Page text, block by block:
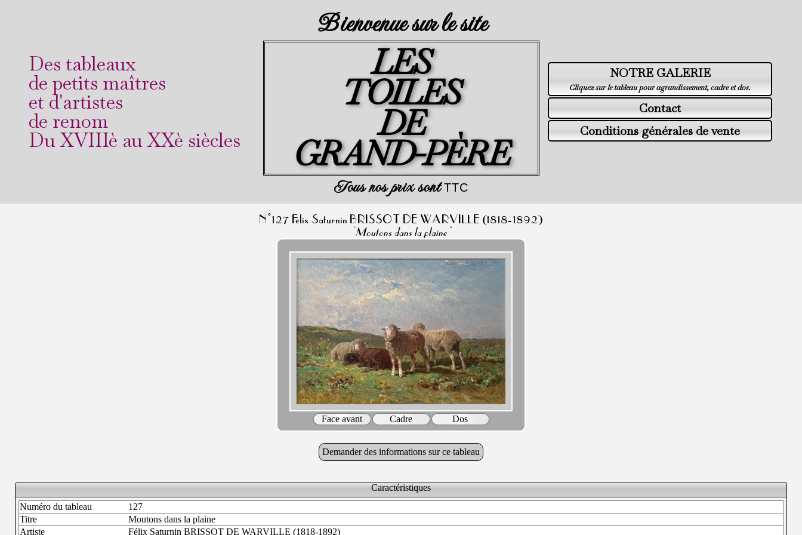
Des tableaux
de petits maîtres
et d'artistes
de renom
Du XVIIIè au XXè siècles
Bienvenue sur le site
LES
TOILES
DE
GRAND-PÈRE
Tous nos prix sontTTC
NOTRE GALERIE
Cliquez sur le tableau pour agrandissement, cadre et dos.
Contact
Conditions générales de vente
N°127 Félix Saturnin BRISSOT DE WARVILLE (1818-1892)
Moutons dans la plaine
Face avant Cadre Dos
Demander des informations sur ce tableau
Caractéristiques
Numéro du tableau
127
Titre
Moutons dans la plaine
Artiste
Félix Saturnin BRISSOT DE WARVILLE (1818-1892)